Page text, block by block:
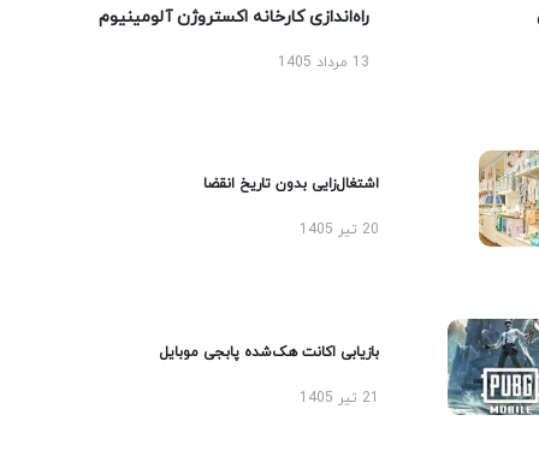
راه‌اندازی کارخانه اکستروژن آلومینیوم
13 مرداد 1405
اشتغال‌زایی بدون تاریخ انقضا
20 تیر 1405
بازیابی اکانت هک‌شده پابجی موبایل